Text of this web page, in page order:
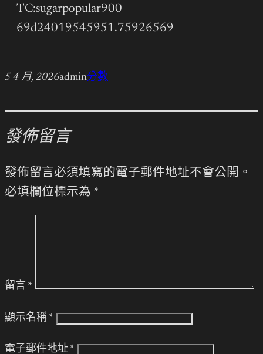
TC:sugarpopular900
69d24019545951.75926569
5 4 月, 2026admin分數
發佈留言
發佈留言必須填寫的電子郵件地址不會公開。
必填欄位標示為 *
留言 *
顯示名稱 *
電子郵件地址 *